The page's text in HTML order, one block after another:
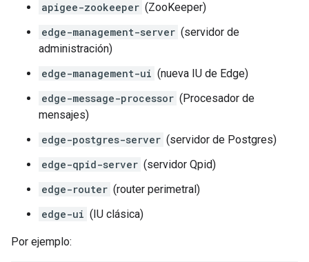
apigee-zookeeper (ZooKeeper)
edge-management-server (servidor de
administración)
edge-management-ui (nueva IU de Edge)
edge-message-processor (Procesador de
mensajes)
edge-postgres-server (servidor de Postgres)
edge-qpid-server (servidor Qpid)
edge-router (router perimetral)
edge-ui (IU clásica)
Por ejemplo: